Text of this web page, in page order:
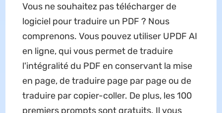
Vous ne souhaitez pas télécharger de
logiciel pour traduire un PDF ? Nous
comprenons. Vous pouvez utiliser UPDF AI
en ligne, qui vous permet de traduire
l'intégralité du PDF en conservant la mise
en page, de traduire page par page ou de
traduire par copier-coller. De plus, les 100
premiers prompts sont gratuits. Il vous